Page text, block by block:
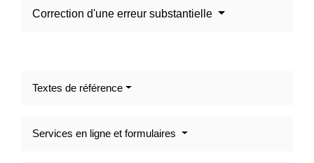
Correction d'une erreur substantielle
Textes de référence
Services en ligne et formulaires